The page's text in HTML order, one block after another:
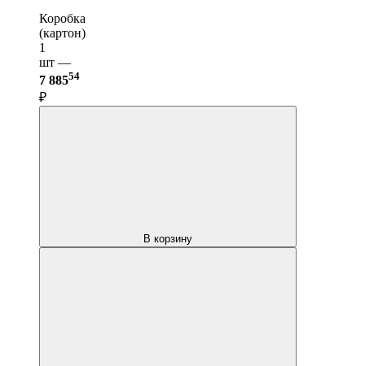
Коробка
(картон)
1
шт —
7 88554
₽
В корзину